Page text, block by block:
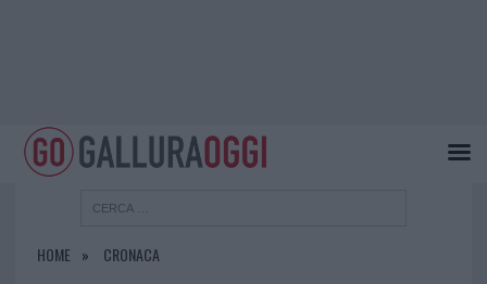
HOME CRONACA